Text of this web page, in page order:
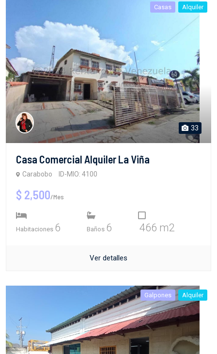
Casas Alquiler
33
Casa Comercial Alquiler La Viña
Carabobo ID-MIO: 4100
$ 2,500/Mes
Habitaciones 6 Baños 6 466 m2
Ver detalles
Galpones Alquiler